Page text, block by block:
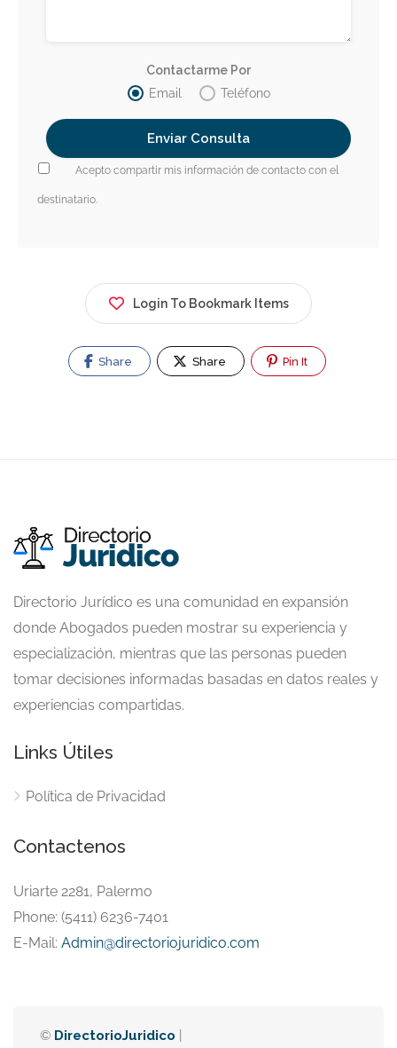
Contactarme Por
Email
Teléfono
Acepto compartir mis información de contacto con el
destinatario.
Login To Bookmark Items
Share Share Pin It
Directorio Jurídico es una comunidad en expansión
donde Abogados pueden mostrar su experiencia y
especialización, mientras que las personas pueden
tomar decisiones informadas basadas en datos reales y
experiencias compartidas.
Links Útiles
Política de Privacidad
Contactenos
Uriarte 2281, Palermo
Phone: (5411) 6236-7401
E-Mail: Admin@directoriojuridico.com
© DirectorioJuridico